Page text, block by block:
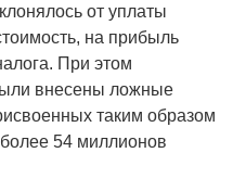
от уплаты
на прибыль
При этом
внесены ложные
таким образом
54 миллионов